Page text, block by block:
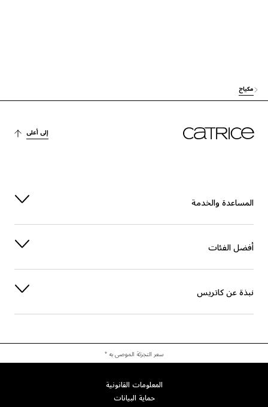
مكياج
إلى أعلى
المساعدة والخدمة
أفضل الفئات
نبذة عن كاتريس
سعر التجزئة الموصى به *
المعلومات القانونية
حماية البيانات